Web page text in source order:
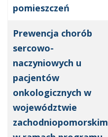
pomieszczeń
Prewencja chorób
sercowo-
naczyniowych u
pacjentów
onkologicznych w
województwie
zachodniopomorskim